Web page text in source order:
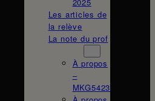
Les articles de
la relève
La note du prof
À propos
–
MKG5423